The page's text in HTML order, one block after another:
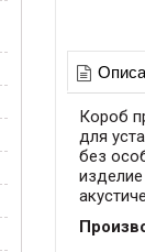
Короб
для
без